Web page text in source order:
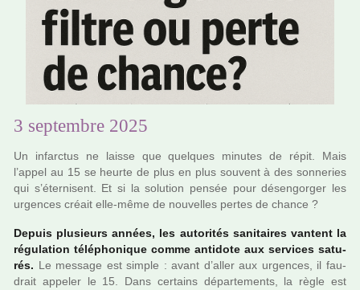
3 septembre 2025
Un infarc­tus ne laisse que quel­ques minu­tes de répit. Mais
l’appel au 15 se heurte de plus en plus sou­vent à des son­ne­ries
qui s’éternisent. Et si la solu­tion pensée pour désen­gor­ger les
urgen­ces créait elle-même de nou­vel­les pertes de chance ?
Depuis plu­sieurs années, les auto­ri­tés sani­tai­res van­tent la
régu­la­tion télé­pho­ni­que comme anti­dote aux ser­vi­ces satu­
rés. Le mes­sage est simple : avant d’aller aux urgen­ces, il fau­
drait appe­ler le 15. Dans cer­tains dépar­te­ments, la règle est